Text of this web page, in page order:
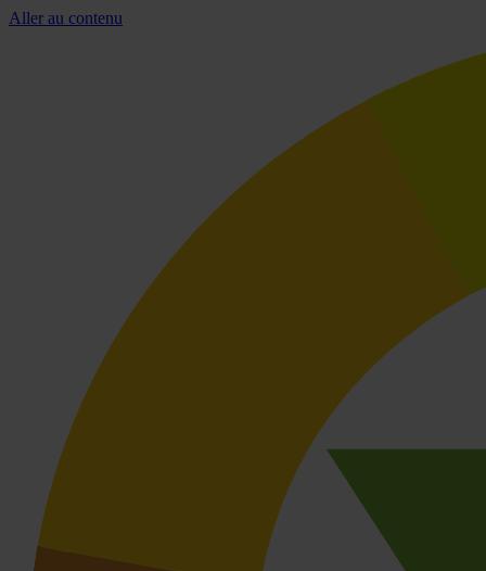
Aller au contenu